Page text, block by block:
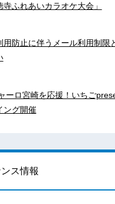
ふれあいカラオケ大会」
用防止に伴うメール利用制限
ーロ宮崎を応援！いちご
ング開催
ス情報